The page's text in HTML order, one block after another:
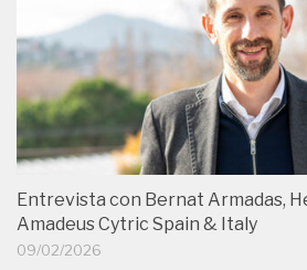
Entrevista con Bernat Armadas,
Amadeus Cytric Spain & Italy
09/02/2026